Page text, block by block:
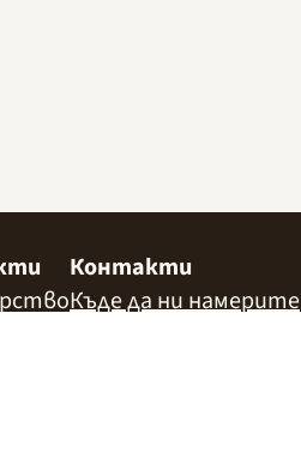
Контакти
Къде да ни намерите